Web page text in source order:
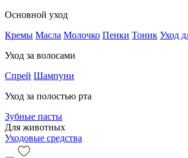
Основной уход
Кремы Масла Молочко Пенки Тоник Уход
Уход за волосами
Спрей Шампуни
Уход за полостью рта
Зубные пасты
Для животных
Уходовые средства